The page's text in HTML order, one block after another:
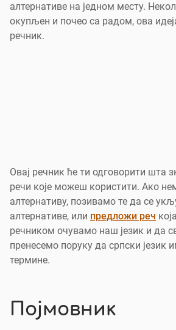
алтернативе на једном месту.
окупљен и почео са радом, ова
речник.
Овај речник ће ти одговорити шта
речи које можеш користити. Ако
алтернативу, позивамо те да се
алтернативе, или предложи реч
речником очувамо наш језик и да
пренесемо поруку да српски
термине.
Појмовник